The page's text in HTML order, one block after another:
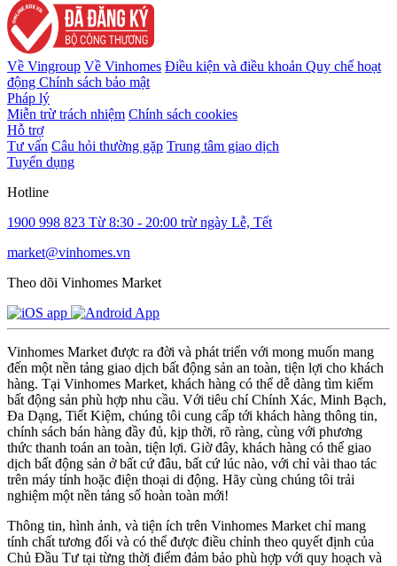
Về Vingroup Về Vinhomes Điều kiện và điều khoản Quy chế hoạt
động Chính sách bảo mật
Pháp lý
Miễn trừ trách nhiệm Chính sách cookies
Hỗ trợ
Tư vấn Câu hỏi thường gặp Trung tâm giao dịch
Tuyển dụng
Hotline
1900 998 823 Từ 8:30 - 20:00 trừ ngày Lễ, Tết
market@vinhomes.vn
Theo dõi Vinhomes Market
Vinhomes Market được ra đời và phát triển với mong muốn mang
đến một nền tảng giao dịch bất động sản an toàn, tiện lợi cho khách
hàng. Tại Vinhomes Market, khách hàng có thể dễ dàng tìm kiếm
bất động sản phù hợp nhu cầu. Với tiêu chí Chính Xác, Minh Bạch,
Đa Dạng, Tiết Kiệm, chúng tôi cung cấp tới khách hàng thông tin,
chính sách bán hàng đầy đủ, kịp thời, rõ ràng, cùng với phương
thức thanh toán an toàn, tiện lợi. Giờ đây, khách hàng có thể giao
dịch bất động sản ở bất cứ đâu, bất cứ lúc nào, với chỉ vài thao tác
trên máy tính hoặc điện thoại di động. Hãy cùng chúng tôi trải
nghiệm một nền tảng số hoàn toàn mới!
Thông tin, hình ảnh, và tiện ích trên Vinhomes Market chỉ mang
tính chất tương đối và có thể được điều chỉnh theo quyết định của
Chủ Đầu Tư tại từng thời điểm đảm bảo phù hợp với quy hoạch và